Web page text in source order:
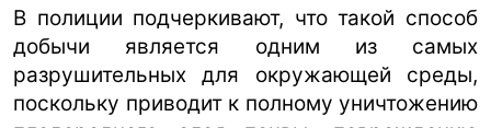
В полиции подчеркивают, что такой способ
добычи является одним из самых
разрушительных для окружающей среды,
поскольку приводит к полному уничтожению